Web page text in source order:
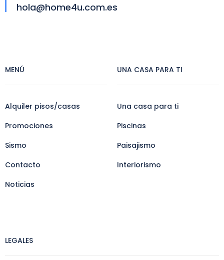
hola@home4u.com.es
MENÚ
Alquiler pisos/casas
Promociones
Sismo
Contacto
Noticias
UNA CASA PARA TI
Una casa para ti
Piscinas
Paisajismo
Interiorismo
LEGALES